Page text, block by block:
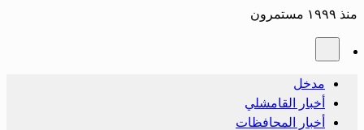
منذ ١٩٩٩ مستمرون
مدخل
أخبار القامشلي
أخبار المحافظات